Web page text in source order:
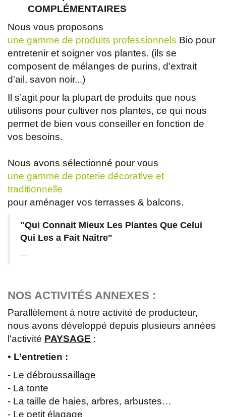
COMPLÉMENTAIRES
Nous vous proposons
une gamme de produits professionnels Bio pour
entretenir et soigner vos plantes. (ils se
composent de mélanges de purins, d'extrait
d'ail, savon noir...)
Il s’agit pour la plupart de produits que nous
utilisons pour cultiver nos plantes, ce qui nous
permet de bien vous conseiller en fonction de
vos besoins.
Nous avons sélectionné pour vous
une gamme de poterie décorative et
traditionnelle
pour aménager vos terrasses & balcons.
"Qui Connait Mieux Les Plantes Que Celui
Qui Les a Fait Naitre"
NOS ACTIVITÉS ANNEXES :
Parallèlement à notre activité de producteur,
nous avons développé depuis plusieurs années
l'activité PAYSAGE :
• L’entretien :
- Le débroussaillage
- La tonte
- La taille de haies, arbres, arbustes…
- Le petit élagage